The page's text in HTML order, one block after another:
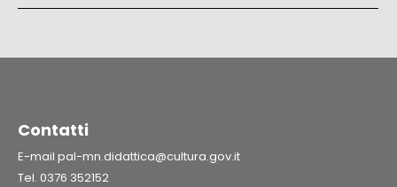
Contatti
E-mail pal-mn.didattica@cultura.gov.it
Tel. 0376 352152